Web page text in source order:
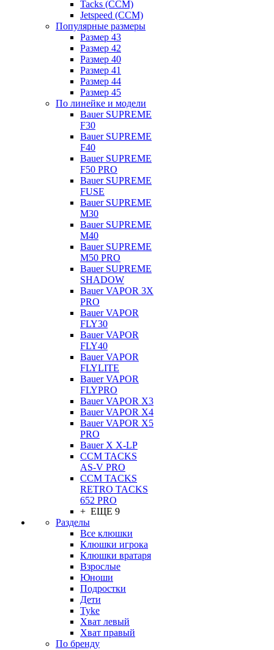
Tacks (CCM)
Jetspeed (CCM)
Популярные размеры
Размер 43
Размер 42
Размер 40
Размер 41
Размер 44
Размер 45
По линейке и модели
Bauer SUPREME
F30
Bauer SUPREME
F40
Bauer SUPREME
F50 PRO
Bauer SUPREME
FUSE
Bauer SUPREME
M30
Bauer SUPREME
M40
Bauer SUPREME
M50 PRO
Bauer SUPREME
SHADOW
Bauer VAPOR 3X
PRO
Bauer VAPOR
FLY30
Bauer VAPOR
FLY40
Bauer VAPOR
FLYLITE
Bauer VAPOR
FLYPRO
Bauer VAPOR X3
Bauer VAPOR X4
Bauer VAPOR X5
PRO
Bauer X X-LP
CCM TACKS
AS-V PRO
CCM TACKS
RETRO TACKS
652 PRO
+ ЕЩЕ 9
Разделы
Все клюшки
Клюшки игрока
Клюшки вратаря
Взрослые
Юноши
Подростки
Дети
Tyke
Хват левый
Хват правый
По бренду